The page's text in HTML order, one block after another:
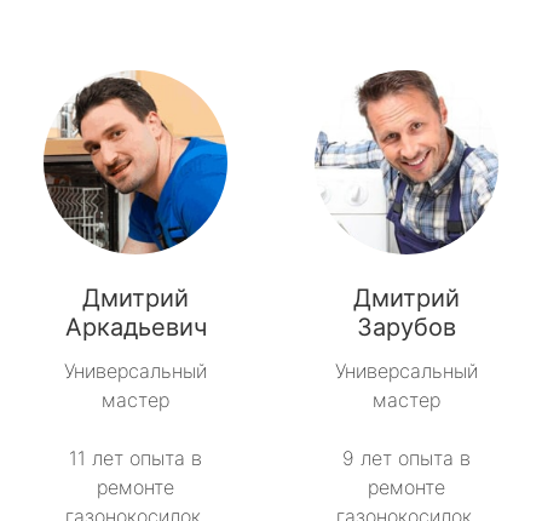
Дмитрий
Аркадьевич
Универсальный
мастер
11 лет опыта в
ремонте
Дмитрий
Зарубов
Универсальный
мастер
9 лет опыта в
ремонте